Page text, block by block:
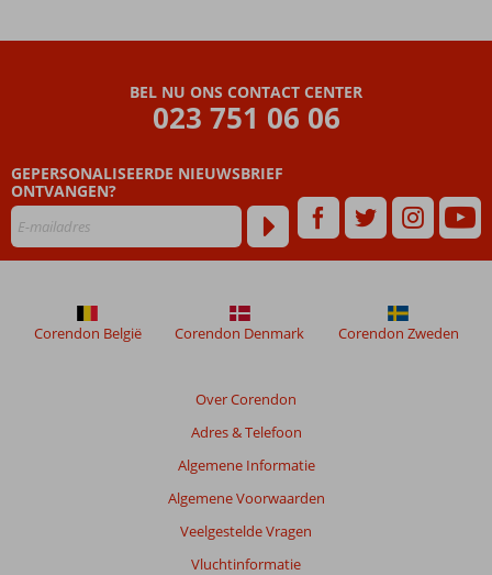
BEL NU ONS CONTACT CENTER
023 751 06 06
GEPERSONALISEERDE NIEUWSBRIEF
ONTVANGEN?
Over Corendon
Adres & Telefoon
Algemene Informatie
Algemene Voorwaarden
Veelgestelde Vragen
Vluchtinformatie
Corendon België Corendon Denmark Corendon Zweden